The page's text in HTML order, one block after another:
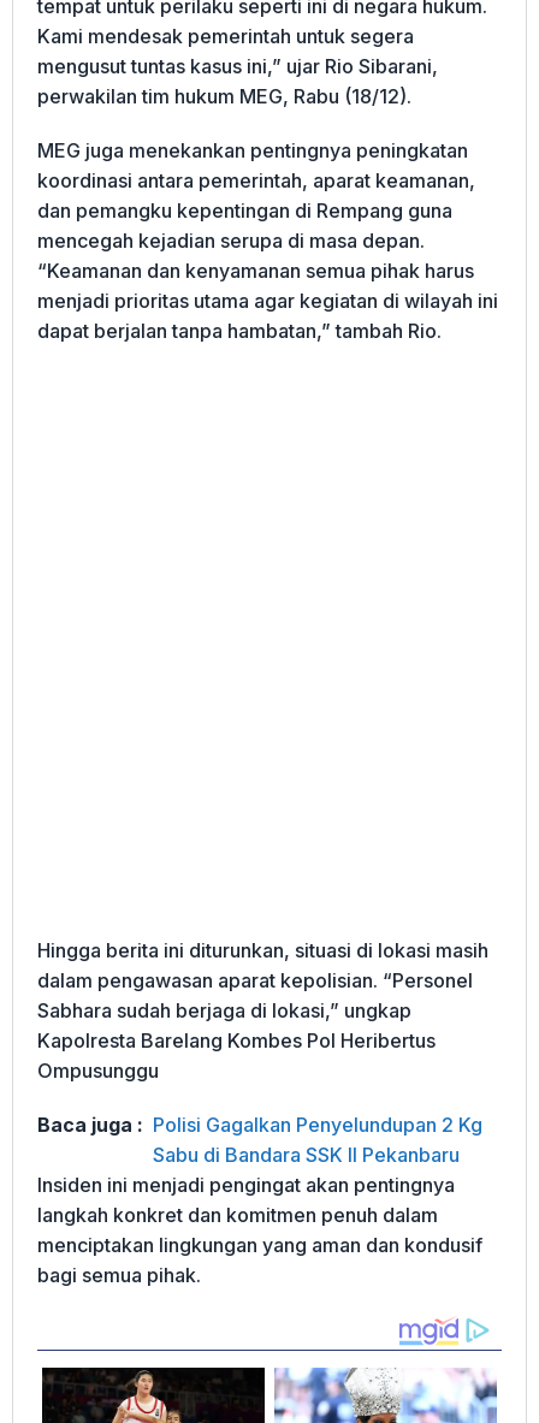
tempat untuk perilaku seperti ini di negara hukum.
Kami mendesak pemerintah untuk segera
mengusut tuntas kasus ini,” ujar Rio Sibarani,
perwakilan tim hukum MEG, Rabu (18/12).
MEG juga menekankan pentingnya peningkatan
koordinasi antara pemerintah, aparat keamanan,
dan pemangku kepentingan di Rempang guna
mencegah kejadian serupa di masa depan.
“Keamanan dan kenyamanan semua pihak harus
menjadi prioritas utama agar kegiatan di wilayah ini
dapat berjalan tanpa hambatan,” tambah Rio.
Hingga berita ini diturunkan, situasi di lokasi masih
dalam pengawasan aparat kepolisian. “Personel
Sabhara sudah berjaga di lokasi,” ungkap
Kapolresta Barelang Kombes Pol Heribertus
Ompusunggu
Baca juga : Polisi Gagalkan Penyelundupan 2 Kg
Sabu di Bandara SSK II Pekanbaru
Insiden ini menjadi pengingat akan pentingnya
langkah konkret dan komitmen penuh dalam
menciptakan lingkungan yang aman dan kondusif
bagi semua pihak.